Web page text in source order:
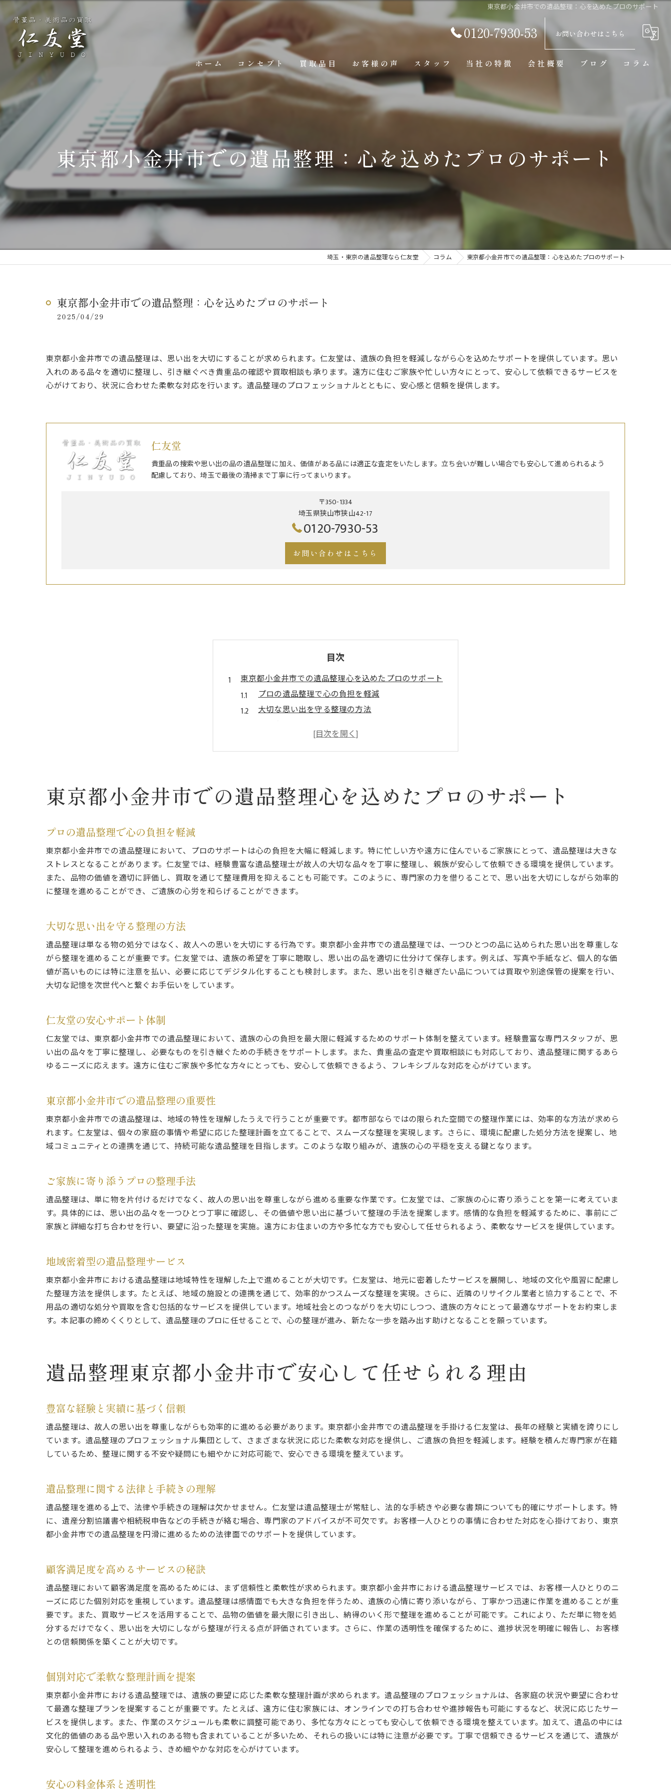
東京都小金井市での遺品整理：心を込めたプロのサポート
0120-7930-53 お問い合わせはこちら
ホーム コンセプト 買取品目 お客様の声 スタッフ 当社の特徴
買取
見積り
美術品
東京の遺品整理
会社概要 ブログ コラム
東京都小金井市での遺品整理：心を込めたプロのサポート
埼玉・東京の遺品整理なら仁友堂 コラム 東京都小金井市での遺品整理：心を込めたプロのサポート
東京都小金井市での遺品整理：心を込めたプロのサポート
2025/04/29
東京都小金井市での遺品整理は、思い出を大切にすることが求められます。仁友堂は、遺族の負担を軽減しながら心を込めたサポートを提供しています。思い
入れのある品々を適切に整理し、引き継ぐべき貴重品の確認や買取相談も承ります。遠方に住むご家族や忙しい方々にとって、安心して依頼できるサービスを
心がけており、状況に合わせた柔軟な対応を行います。遺品整理のプロフェッショナルとともに、安心感と信頼を提供します。
仁友堂
貴重品の捜索や思い出の品の遺品整理に加え、価値がある品には適正な査定をいたします。立ち会いが難しい場合でも安心して進められるよう
配慮しており、埼玉で最後の清掃まで丁寧に行ってまいります。
〒350-1334
埼玉県狭山市狭山42-17
0120-7930-53
お問い合わせはこちら
目次
東京都小金井市での遺品整理心を込めたプロのサポート
プロの遺品整理で心の負担を軽減
大切な思い出を守る整理の方法
仁友堂の安心サポート体制
東京都小金井市での遺品整理の重要性
ご家族に寄り添うプロの整理手法
遺品整理東京都小金井市で安心して任せられる理由
豊富な経験と実績に基づく信頼
個別対応で柔軟な整理計画を提案
安心の料金体系と透明性
地域に根ざした丁寧なサポート
思い出を大切に東京都小金井市での遺品整理の流れ
各家庭に合わせた整理プランの提案
信頼できるスタッフによる作業
貴重品の確認と安全な引き渡し
豊富なオプションサービスの提供
遠方に住むご家族への安心サポート
遺品整理のスケジュール調整
プロが行う東京都小金井市の遺品整理信頼の秘訣
実績に裏打ちされたプロの技術
顧客の声を反映したサービス改善
品質保証とアフターサービス
遺品整理でご家族の負担を軽減東京都小金井市の事例
安心して任せられたケーススタディ
困難な状況でも対応可能な実績
顧客満足度の向上を目指す事例
電話やオンラインでの事前相談
現地でのスムーズな作業進行
忙しい方への時間効率化サポート
心を込めた整理東京都小金井市の遺品整理プロの支援
遺品整理に込める思いと心配り
地域コミュニティへの貢献活動
継続可能な信頼関係の構築
東京都小金井市での遺品整理心を込めたプロのサポート
プロの遺品整理で心の負担を軽減
東京都小金井市での遺品整理において、プロのサポートは心の負担を大幅に軽減します。特に忙しい方や遠方に住んでいるご家族にとって、遺品整理は大きな
ストレスとなることがあります。仁友堂では、経験豊富な遺品整理士が故人の大切な品々を丁寧に整理し、親族が安心して依頼できる環境を提供しています。
また、品物の価値を適切に評価し、買取を通じて整理費用を抑えることも可能です。このように、専門家の力を借りることで、思い出を大切にしながら効率的
に整理を進めることができ、ご遺族の心労を和らげることができます。
大切な思い出を守る整理の方法
遺品整理は単なる物の処分ではなく、故人への思いを大切にする行為です。東京都小金井市での遺品整理では、一つひとつの品に込められた思い出を尊重しな
がら整理を進めることが重要です。仁友堂では、遺族の希望を丁寧に聴取し、思い出の品を適切に仕分けて保存します。例えば、写真や手紙など、個人的な価
値が高いものには特に注意を払い、必要に応じてデジタル化することも検討します。また、思い出を引き継ぎたい品については買取や別途保管の提案を行い、
大切な記憶を次世代へと繋ぐお手伝いをしています。
仁友堂の安心サポート体制
仁友堂では、東京都小金井市での遺品整理において、遺族の心の負担を最大限に軽減するためのサポート体制を整えています。経験豊富な専門スタッフが、思
い出の品々を丁寧に整理し、必要なものを引き継ぐための手続きをサポートします。また、貴重品の査定や買取相談にも対応しており、遺品整理に関するあら
ゆるニーズに応えます。遠方に住むご家族や多忙な方々にとっても、安心して依頼できるよう、フレキシブルな対応を心がけています。
東京都小金井市での遺品整理の重要性
東京都小金井市での遺品整理は、地域の特性を理解したうえで行うことが重要です。都市部ならではの限られた空間での整理作業には、効率的な方法が求めら
れます。仁友堂は、個々の家庭の事情や希望に応じた整理計画を立てることで、スムーズな整理を実現します。さらに、環境に配慮した処分方法を提案し、地
域コミュニティとの連携を通じて、持続可能な遺品整理を目指します。このような取り組みが、遺族の心の平穏を支える鍵となります。
ご家族に寄り添うプロの整理手法
遺品整理は、単に物を片付けるだけでなく、故人の思い出を尊重しながら進める重要な作業です。仁友堂では、ご家族の心に寄り添うことを第一に考えていま
す。具体的には、思い出の品々を一つひとつ丁寧に確認し、その価値や思い出に基づいて整理の手法を提案します。感情的な負担を軽減するために、事前にご
家族と詳細な打ち合わせを行い、要望に沿った整理を実施。遠方にお住まいの方や多忙な方でも安心して任せられるよう、柔軟なサービスを提供しています。
地域密着型の遺品整理サービス
東京都小金井市における遺品整理は地域特性を理解した上で進めることが大切です。仁友堂は、地元に密着したサービスを展開し、地域の文化や風習に配慮し
た整理方法を提供します。たとえば、地域の施設との連携を通じて、効率的かつスムーズな整理を実現。さらに、近隣のリサイクル業者と協力することで、不
用品の適切な処分や買取を含む包括的なサービスを提供しています。地域社会とのつながりを大切にしつつ、遺族の方々にとって最適なサポートをお約束しま
す。本記事の締めくくりとして、遺品整理のプロに任せることで、心の整理が進み、新たな一歩を踏み出す助けとなることを願っています。
遺品整理東京都小金井市で安心して任せられる理由
豊富な経験と実績に基づく信頼
遺品整理は、故人の思い出を尊重しながらも効率的に進める必要があります。東京都小金井市での遺品整理を手掛ける仁友堂は、長年の経験と実績を誇りにし
ています。遺品整理のプロフェッショナル集団として、さまざまな状況に応じた柔軟な対応を提供し、ご遺族の負担を軽減します。経験を積んだ専門家が在籍
しているため、整理に関する不安や疑問にも細やかに対応可能で、安心できる環境を整えています。
遺品整理に関する法律と手続きの理解
遺品整理を進める上で、法律や手続きの理解は欠かせません。仁友堂は遺品整理士が常駐し、法的な手続きや必要な書類についても的確にサポートします。特
に、遺産分割協議書や相続税申告などの手続きが絡む場合、専門家のアドバイスが不可欠です。お客様一人ひとりの事情に合わせた対応を心掛けており、東京
都小金井市での遺品整理を円滑に進めるための法律面でのサポートを提供しています。
顧客満足度を高めるサービスの秘訣
遺品整理において顧客満足度を高めるためには、まず信頼性と柔軟性が求められます。東京都小金井市における遺品整理サービスでは、お客様一人ひとりのニ
ーズに応じた個別対応を重視しています。遺品整理は感情面でも大きな負担を伴うため、遺族の心情に寄り添いながら、丁寧かつ迅速に作業を進めることが重
要です。また、買取サービスを活用することで、品物の価値を最大限に引き出し、納得のいく形で整理を進めることが可能です。これにより、ただ単に物を処
分するだけでなく、思い出を大切にしながら整理が行える点が評価されています。さらに、作業の透明性を確保するために、進捗状況を明確に報告し、お客様
との信頼関係を築くことが大切です。
個別対応で柔軟な整理計画を提案
東京都小金井市における遺品整理では、遺族の要望に応じた柔軟な整理計画が求められます。遺品整理のプロフェッショナルは、各家庭の状況や要望に合わせ
て最適な整理プランを提案することが重要です。たとえば、遠方に住む家族には、オンラインでの打ち合わせや進捗報告も可能にするなど、状況に応じたサー
ビスを提供します。また、作業のスケジュールも柔軟に調整可能であり、多忙な方々にとっても安心して依頼できる環境を整えています。加えて、遺品の中には
文化的価値のある品や思い入れのある物も含まれていることが多いため、それらの扱いには特に注意が必要です。丁寧で信頼できるサービスを通じて、遺族が
安心して整理を進められるよう、きめ細やかな対応を心がけています。
安心の料金体系と透明性